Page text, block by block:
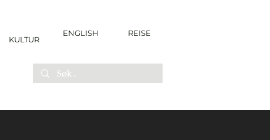
KULTUR
ENGLISH REISE